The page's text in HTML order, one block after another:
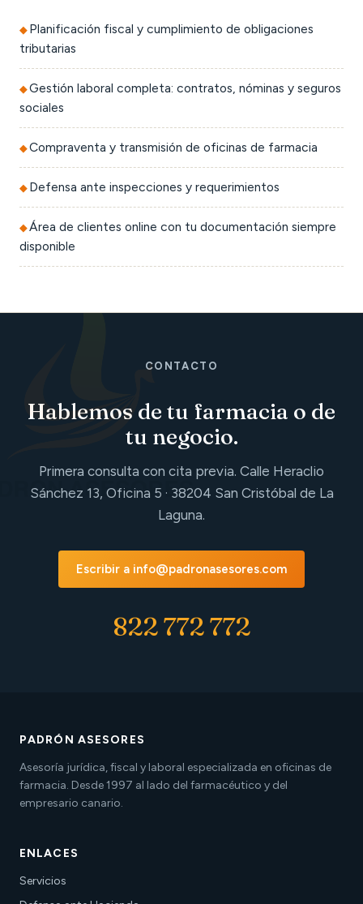
Planificación fiscal y cumplimiento de obligaciones
tributarias
Gestión laboral completa: contratos, nóminas y seguros
sociales
Compraventa y transmisión de oficinas de farmacia
Defensa ante inspecciones y requerimientos
Área de clientes online con tu documentación siempre
disponible
CONTACTO
Hablemos de tu farmacia o de
tu negocio.
Primera consulta con cita previa. Calle Heraclio
Sánchez 13, Oficina 5 · 38204 San Cristóbal de La
Laguna.
Escribir a info@padronasesores.com
822 772 772
PADRÓN ASESORES
Asesoría jurídica, fiscal y laboral especializada en oficinas de
farmacia. Desde 1997 al lado del farmacéutico y del
empresario canario.
ENLACES
Servicios